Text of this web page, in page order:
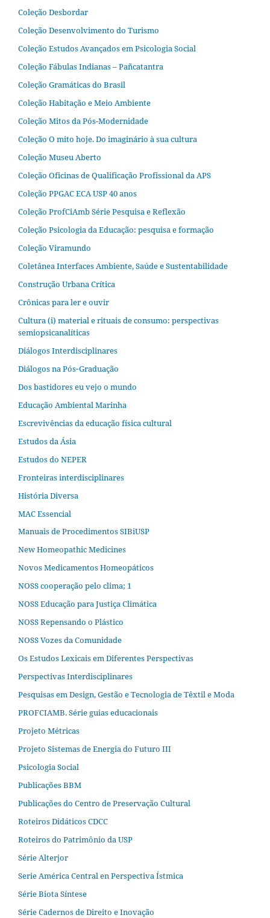
Coleção Desbordar
Coleção Desenvolvimento do Turismo
Coleção Estudos Avançados em Psicologia Social
Coleção Fábulas Indianas – Pañcatantra
Coleção Gramáticas do Brasil
Coleção Habitação e Meio Ambiente
Coleção Mitos da Pós-Modernidade
Coleção O mito hoje. Do imaginário à sua cultura
Coleção Museu Aberto
Coleção Oficinas de Qualificação Profissional da APS
Coleção PPGAC ECA USP 40 anos
Coleção ProfCiAmb Série Pesquisa e Reflexão
Coleção Psicologia da Educação: pesquisa e formação
Coleção Viramundo
Coletânea Interfaces Ambiente, Saúde e Sustentabilidade
Construção Urbana Crítica
Crônicas para ler e ouvir
Cultura (i) material e rituais de consumo: perspectivas
semiopsicanalíticas
Diálogos Interdisciplinares
Diálogos na Pós‐Graduação
Dos bastidores eu vejo o mundo
Educação Ambiental Marinha
Escrevivências da educação física cultural
Estudos da Ásia​
Estudos do NEPER
Fronteiras interdisciplinares
História Diversa
MAC Essencial
Manuais de Procedimentos SIBiUSP
New Homeopathic Medicines
Novos Medicamentos Homeopáticos
NOSS cooperação pelo clima; 1
NOSS Educação para Justiça Climática
NOSS Repensando o Plástico
NOSS Vozes da Comunidade
Os Estudos Lexicais em Diferentes Perspectivas
Perspectivas Interdisciplinares
Pesquisas em Design, Gestão e Tecnologia de Têxtil e Moda
PROFCIAMB. Série guias educacionais
Projeto Métricas
Projeto Sistemas de Energia do Futuro III
Psicologia Social
Publicações BBM
Publicações do Centro de Preservação Cultural
Roteiros Didáticos CDCC
Roteiros do Patrimônio da USP
Série Alterjor
Serie América Central en Perspectiva Ístmica
Série Biota Síntese
Série Cadernos de Direito e Inovação